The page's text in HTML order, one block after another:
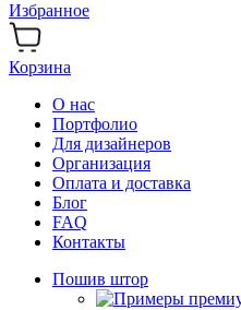
Избранное
Корзина
О нас
Портфолио
Для дизайнеров
Организация
Оплата и доставка
Блог
FAQ
Контакты
Пошив штор